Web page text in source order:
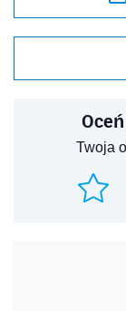
Twoja